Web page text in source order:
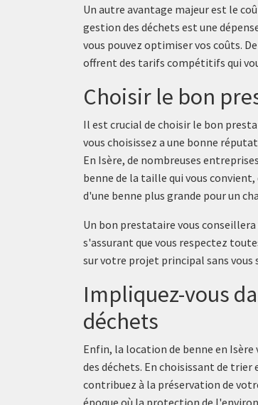
Un autre avantage majeur est le
gestion des déchets est une
vous pouvez optimiser vos coûts.
offrent des tarifs compétitifs qui
Choisir le bon
Il est crucial de choisir le bon
vous choisissez a une bonne
En Isère, de nombreuses
benne de la taille qui vous
d'une benne plus grande pour un
Un bon prestataire vous
s'assurant que vous respectez
sur votre projet principal sans vous
Impliquez-vous
déchets
Enfin, la location de benne en
des déchets. En choisissant de
contribuez à la préservation de
époque où la protection de